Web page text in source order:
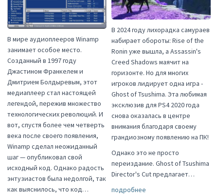
В мире аудиоплееров Winamp
занимает особое место.
Созданный в 1997 году
Джастином Франкелем и
Дмитрием Болдыревым, этот
медиаплеер стал настоящей
легендой, пережив множество
технологических революций. И
вот, спустя более чем четверть
века после своего появления,
Winamp сделал неожиданный
шаг — опубликовал свой
исходный код. Однако радость
энтузиастов была недолгой, так
как выяснилось, что код…
В 2024 году лихорадка самураев
набирает обороты: Rise of the
Ronin уже вышла, а Assassin's
Creed Shadows маячит на
горизонте. Но для многих
игроков лидирует одна игра -
Ghost of Tsushima. Эта любимая
эксклюзив для PS4 2020 года
снова оказалась в центре
внимания благодаря своему
грандиозному появлению на ПК!
Однако это не просто
переиздание. Ghost of Tsushima
Director's Cut предлагает…
подробнее